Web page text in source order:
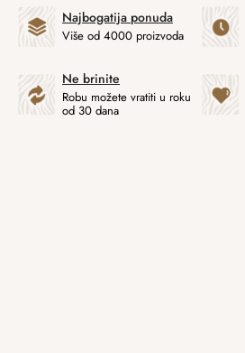
Najbogatija ponuda
Više od 4000 proizvoda
Ne brinite
Robu možete vratiti u roku
od 30 dana